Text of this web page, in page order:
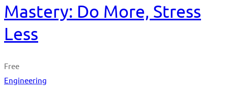
Mastery: Do More, Stress
Less
Free
Engineering